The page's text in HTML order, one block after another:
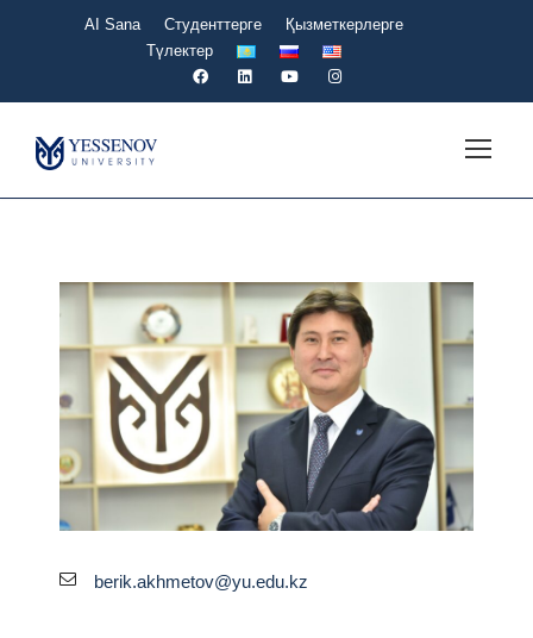
AI Sana Студенттерге
Қызметкерлерге
Түлектер
berik.akhmetov@yu.edu.kz